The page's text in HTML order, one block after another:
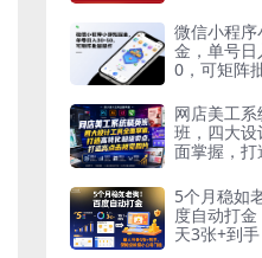
微信小程序
金，单号
0，可矩阵
网店美工
班，四大设
面掌握，打
击视觉图片
月)
5个月稳如
度自动打金
天3张+到